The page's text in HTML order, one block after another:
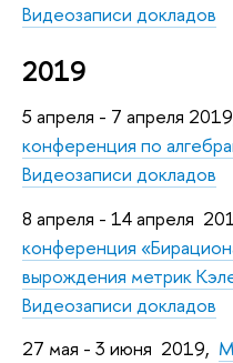
Видеозаписи докладов
2019
5 апреля - 7 апреля
конференция по
Видеозаписи докладов
8 апреля - 14 апреля
конференция
вырождения метрик
Видеозаписи докладов
27 мая - 3 июня 2019,